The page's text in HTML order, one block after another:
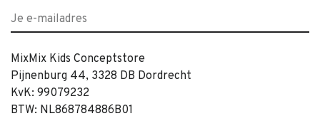
MixMix Kids Conceptstore
Pijnenburg 44, 3328 DB Dordrecht
KvK: 99079232
BTW: NL868784886B01